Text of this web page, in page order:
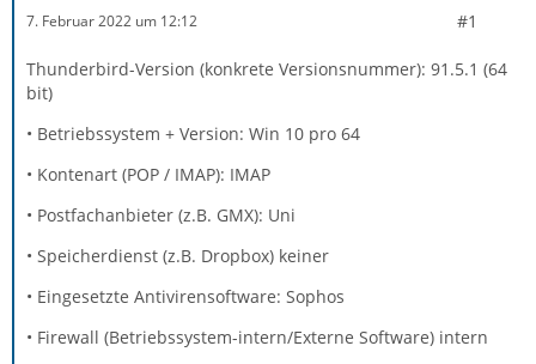
7. Februar 2022 um 12:12 #1
Thunderbird-Version (konkrete Versionsnummer): 91.5.1 (64
bit)
• Betriebssystem + Version: Win 10 pro 64
• Kontenart (POP / IMAP): IMAP
• Postfachanbieter (z.B. GMX): Uni
• Speicherdienst (z.B. Dropbox) keiner
• Eingesetzte Antivirensoftware: Sophos
• Firewall (Betriebssystem-intern/Externe Software) intern